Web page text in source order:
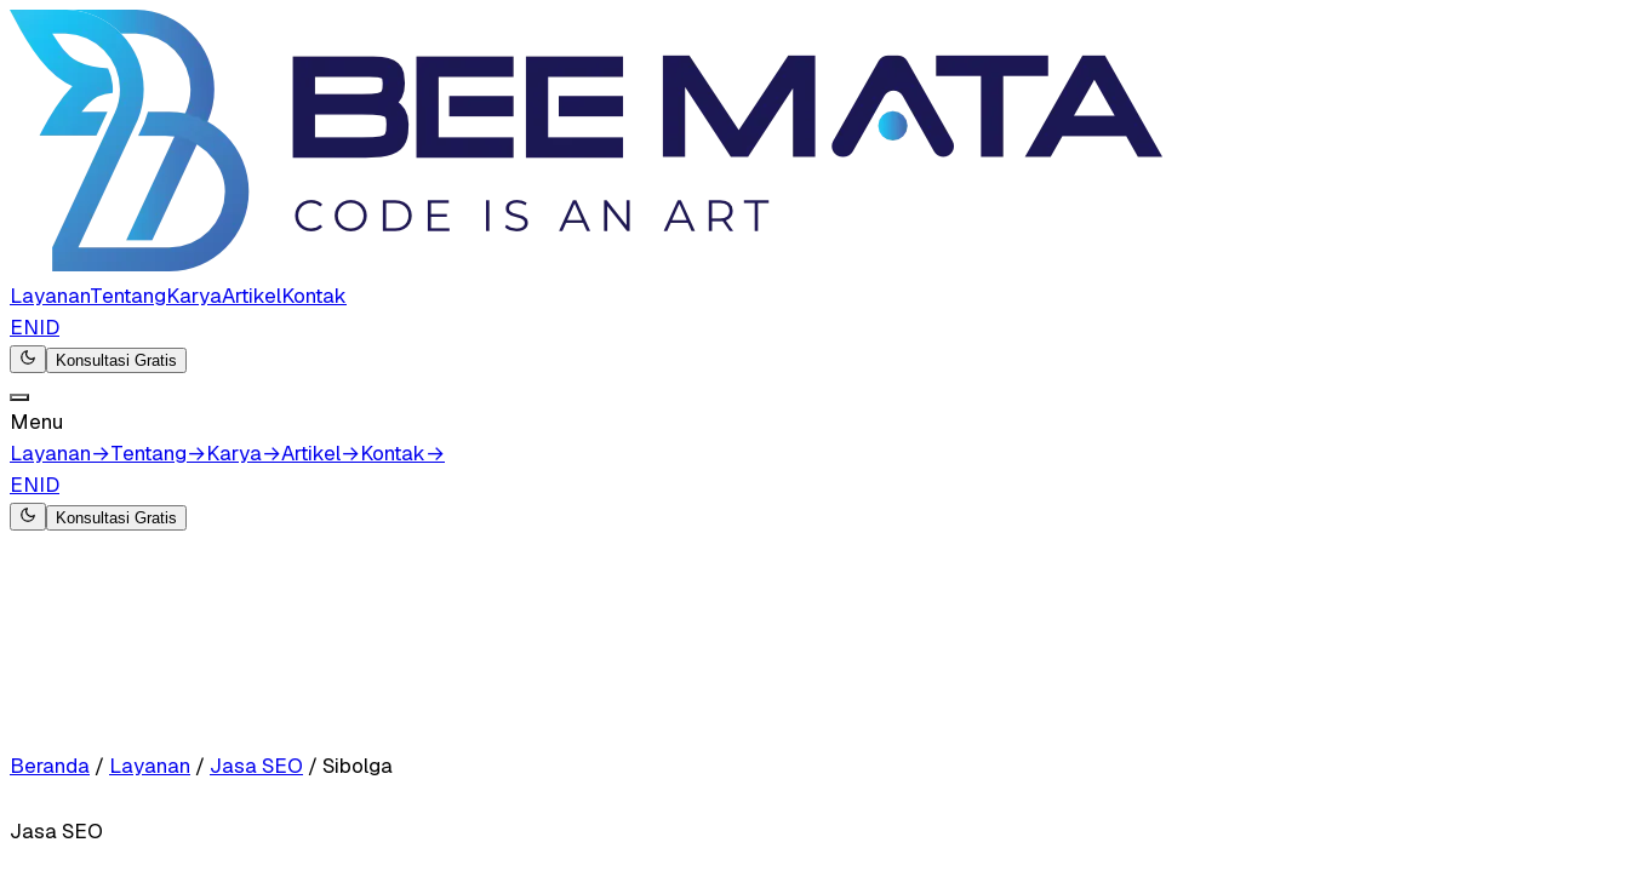
LayananTentangKaryaArtikelKontak
ENID
Konsultasi Gratis
Menu
Layanan→Tentang→Karya→Artikel→Kontak→
ENID
Konsultasi Gratis
Beranda / Layanan / Jasa SEO / Sibolga
Jasa SEO